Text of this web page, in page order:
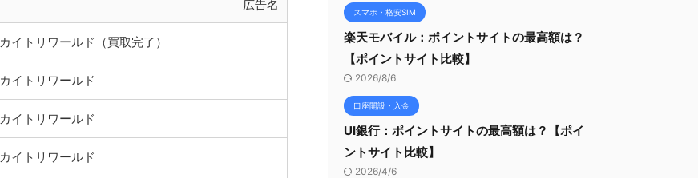
広告名
カイトリワールド（買取完了）
カイトリワールド
カイトリワールド
カイトリワールド
スマホ・格安SIM
楽天モバイル：ポイントサイトの最高額は？
【ポイントサイト比較】
2026/8/6
口座開設・入金
UI銀行：ポイントサイトの最高額は？【ポイ
ントサイト比較】
2026/4/6